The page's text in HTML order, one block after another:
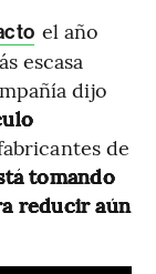
el año
escasa
dijo
de
tomando
reducir aún